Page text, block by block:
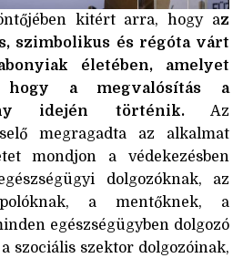
kitért arra, hogy az
szimbolikus és régóta várt
életében, amelyet
hogy a megvalósítás a
idején történik.Az
megragadta az alkalmat
mondjon a védekezésben
dolgozóknak, az
a mentőknek, a
egészségügyben dolgozó
szociális szektor dolgozóinak,